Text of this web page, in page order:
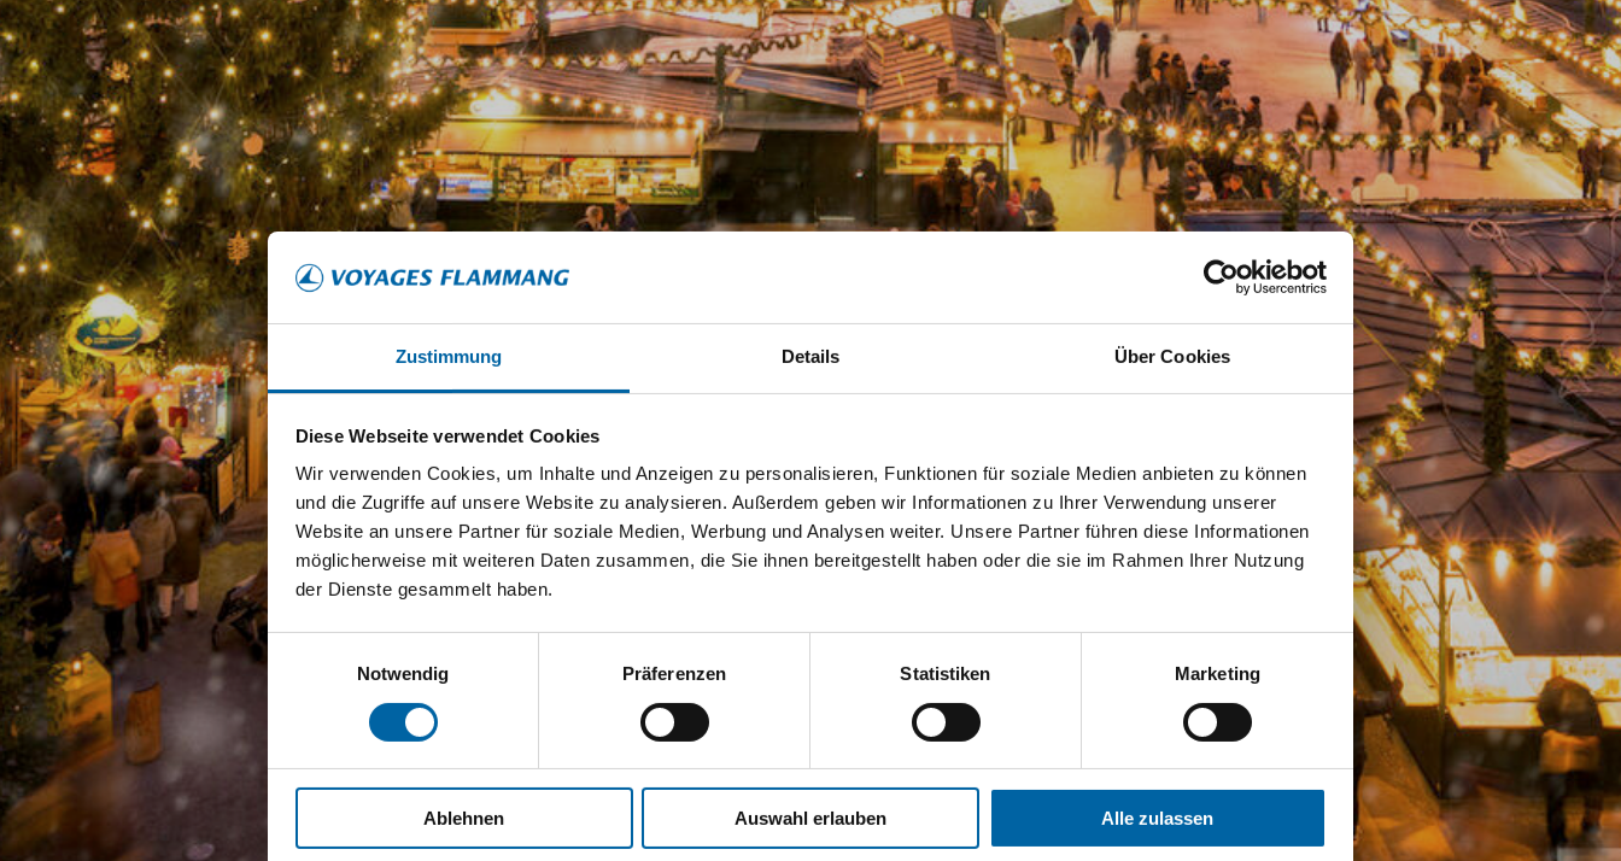
Zustimmung Details Über Cookies
Diese Webseite verwendet Cookies
Wir verwenden Cookies, um Inhalte und Anzeigen zu personalisieren, Funktionen für soziale Medien anbieten zu können
und die Zugriffe auf unsere Website zu analysieren. Außerdem geben wir Informationen zu Ihrer Verwendung unserer
Website an unsere Partner für soziale Medien, Werbung und Analysen weiter. Unsere Partner führen diese Informationen
möglicherweise mit weiteren Daten zusammen, die Sie ihnen bereitgestellt haben oder die sie im Rahmen Ihrer Nutzung
der Dienste gesammelt haben.
Einwilligungsauswahl
Notwendig
Präferenzen Statistiken Marketing
Ablehnen Auswahl erlauben Alle zulassen